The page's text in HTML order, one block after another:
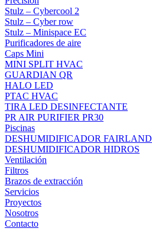
Stulz – Cybercool 2
Stulz – Cyber row
Stulz – Minispace EC
Purificadores de aire
Caps Mini
MINI SPLIT HVAC
GUARDIAN QR
HALO LED
PTAC HVAC
TIRA LED DESINFECTANTE
PR AIR PURIFIER PR30
Piscinas
DESHUMIDIFICADOR FAIRLAND
DESHUMIDIFICADOR HIDROS
Ventilación
Filtros
Brazos de extracción
Servicios
Proyectos
Nosotros
Contacto